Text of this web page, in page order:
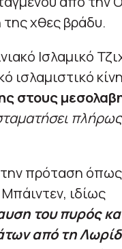
χθες βράδυ.
Ισλαμικό
ισλαμιστικό
στους
πρόταση όπως
ιδίως
του πυρός
από τη